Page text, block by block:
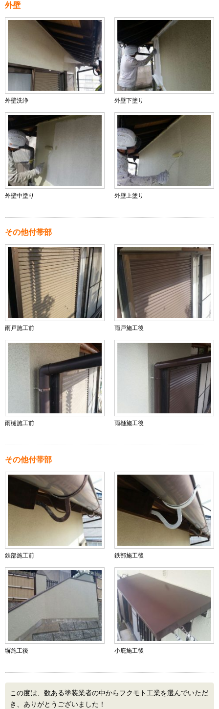
外壁
外壁洗浄 外壁下塗り
外壁中塗り 外壁上塗り
その他付帯部
雨戸施工前 雨戸施工後
雨樋施工前 雨樋施工後
その他付帯部
鉄部施工前 鉄部施工後
塀施工後 小庇施工後
この度は、数ある塗装業者の中からフクモト工業を選んでいただ
き、ありがとうございました！